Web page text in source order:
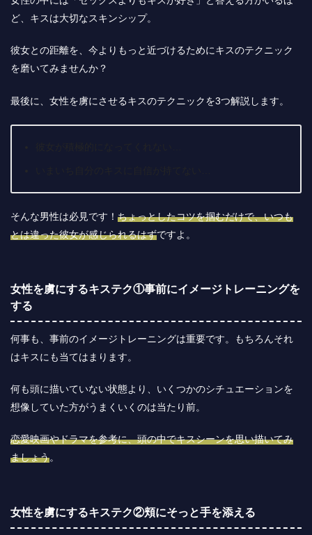
ど、キスは大切なスキンシップ。
彼女との距離を、今よりもっと近づけるためにキスのテクニック
を磨いてみませんか？
最後に、女性を虜にさせるキスのテクニックを3つ解説します。
そんな男性は必見です！ ちょっとしたコツを掴むだけで、いつも
とは違った彼女が感じられるはずですよ。
女性を虜にするキステク①事前にイメージトレーニングを
する
何事も、事前のイメージトレーニングは重要です。もちろんそれ
はキスにも当てはまります。
何も頭に描いていない状態より、いくつかのシチュエーションを
想像していた方がうまくいくのは当たり前。
恋愛映画やドラマを参考に、頭の中でキスシーンを思い描いてみ
ましょう。
女性を虜にするキステク②頬にそっと手を添える